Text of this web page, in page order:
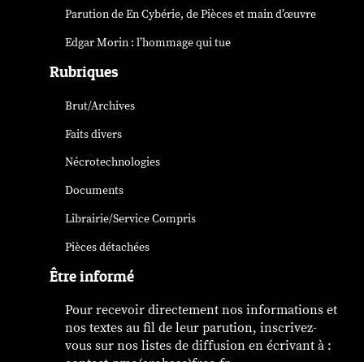
Parution deEn Cybérie, de Pièces et main d’œuvre
Edgar Morin : l’hommage qui tue
Rubriques
Brut/Archives
Faits divers
Nécrotechnologies
Documents
Librairie/Service Compris
Pièces détachées
Être informé
Pour recevoir directement nos informations et
nos textes au fil de leur parution, inscrivez-
vous sur nos listes de diffusion en écrivant à :